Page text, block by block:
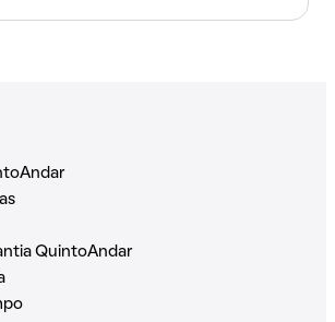
QuintoAndar